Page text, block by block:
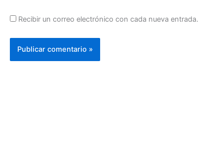
Recibir un correo electrónico con cada nueva entrada.